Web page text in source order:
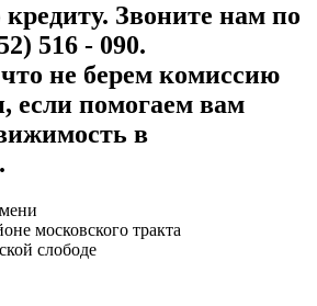
Звоните нам по
516 - 090.
не берем комиссию
если помогаем вам
в
московского тракта
слободе